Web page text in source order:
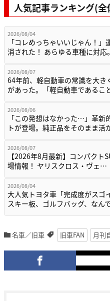
人気記事ランキング(全
2026/08/04
「コレめっちゃいいじゃん！」
消された！ あらゆる車種に対
2026/08/07
64年前、軽自動車の常識を大き
があった。「軽自動車であるこ
2026/08/06
「この発想はなかった…」革新
トが登場。純正品をそのまま
2026/08/07
【2026年8月最新】コンパクト
場情報！ ヤリスクロス・ヴェ…
2026/08/04
大人気トヨタ車「完成度がスゴ
スキー板、ゴルフバッグ、なん
名車／旧車 旧車FAN 月刊